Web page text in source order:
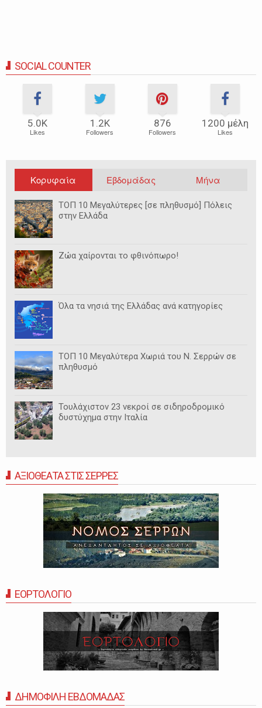
SOCIAL COUNTER
5.0Κ
Likes
1.2Κ
Followers
876
Followers
1200 μέλη
Likes
Κορυφαία Εβδομάδας Μήνα
ΤΟΠ 10 Μεγαλύτερες [σε πληθυσμό] Πόλεις
στην Ελλάδα
Ζώα χαίρονται το φθινόπωρο!
Όλα τα νησιά της Ελλάδας ανά κατηγορίες
ΤΟΠ 10 Μεγαλύτερα Χωριά του Ν. Σερρών σε
πληθυσμό
Τουλάχιστον 23 νεκροί σε σιδηροδρομικό
δυστύχημα στην Ιταλία
ΑΞΙΟΘΕΑΤΑ ΣΤΙΣ ΣΕΡΡΕΣ
ΕΟΡΤΟΛΟΓΙΟ
ΔΗΜΟΦΙΛΗ ΕΒΔΟΜΑΔΑΣ